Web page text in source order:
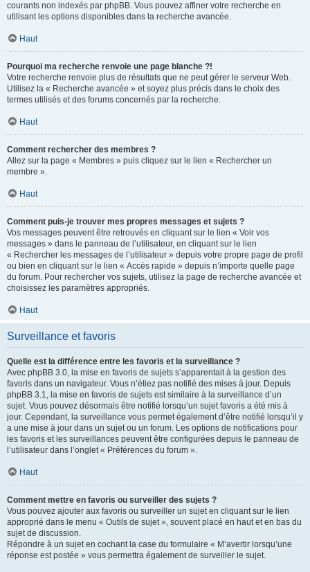
courants non indexés par phpBB. Vous pouvez affiner votre recherche en
utilisant les options disponibles dans la recherche avancée.
Haut
Pourquoi ma recherche renvoie une page blanche ?!
Votre recherche renvoie plus de résultats que ne peut gérer le serveur Web.
Utilisez la « Recherche avancée » et soyez plus précis dans le choix des
termes utilisés et des forums concernés par la recherche.
Haut
Comment rechercher des membres ?
Allez sur la page « Membres » puis cliquez sur le lien « Rechercher un
membre ».
Haut
Comment puis-je trouver mes propres messages et sujets ?
Vos messages peuvent être retrouvés en cliquant sur le lien « Voir vos
messages » dans le panneau de l’utilisateur, en cliquant sur le lien
« Rechercher les messages de l’utilisateur » depuis votre propre page de profil
ou bien en cliquant sur le lien « Accès rapide » depuis n’importe quelle page
du forum. Pour rechercher vos sujets, utilisez la page de recherche avancée et
choisissez les paramètres appropriés.
Haut
Surveillance et favoris
Quelle est la différence entre les favoris et la surveillance ?
Avec phpBB 3.0, la mise en favoris de sujets s’apparentait à la gestion des
favoris dans un navigateur. Vous n’étiez pas notifié des mises à jour. Depuis
phpBB 3.1, la mise en favoris de sujets est similaire à la surveillance d’un
sujet. Vous pouvez désormais être notifié lorsqu’un sujet favoris a été mis à
jour. Cependant, la surveillance vous permet également d’être notifié lorsqu’il y
a une mise à jour dans un sujet ou un forum. Les options de notifications pour
les favoris et les surveillances peuvent être configurées depuis le panneau de
l’utilisateur dans l’onglet « Préférences du forum ».
Haut
Comment mettre en favoris ou surveiller des sujets ?
Vous pouvez ajouter aux favoris ou surveiller un sujet en cliquant sur le lien
approprié dans le menu « Outils de sujet », souvent placé en haut et en bas du
sujet de discussion.
Répondre à un sujet en cochant la case du formulaire « M’avertir lorsqu’une
réponse est postée » vous permettra également de surveiller le sujet.